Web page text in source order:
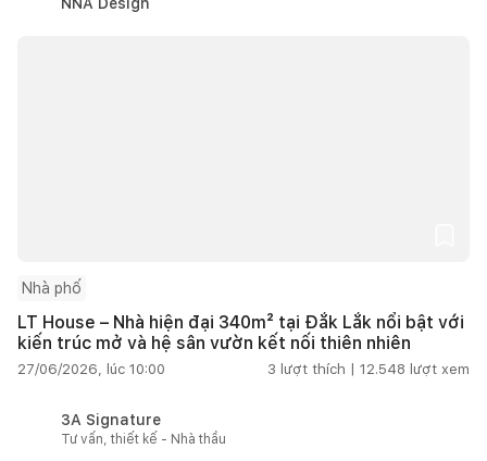
Nhà phố
LT House – Nhà hiện đại 340m² tại Đắk Lắk nổi bật với
kiến trúc mở và hệ sân vườn kết nối thiên nhiên
27/06/2026, lúc 10:00 3 lượt thích | 12.548 lượt xem
3A Signature
Tư vấn, thiết kế - Nhà thầu